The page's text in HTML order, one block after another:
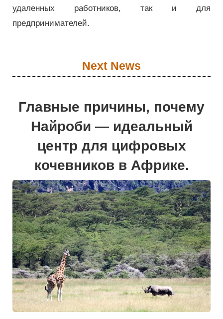
удаленных работников, так и для
предпринимателей.
Next News
Главные причины, почему
Найроби — идеальный
центр для цифровых
кочевников в Африке.